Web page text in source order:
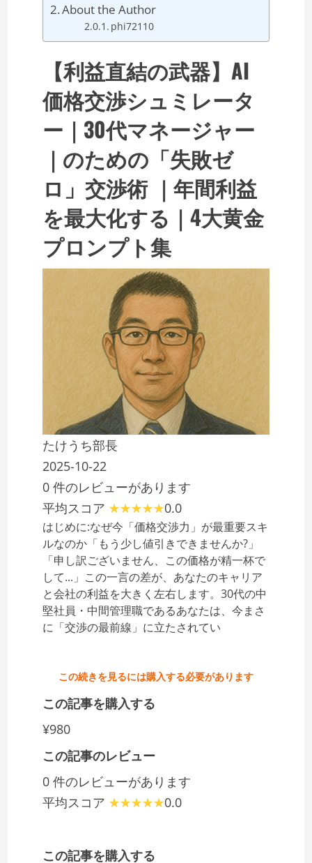
About the Author
phi72110
【利益直結の武器】AI
価格交渉シュミレータ
ー｜30代マネージャー
｜のための「失敗ゼ
ロ」交渉術 ｜年間利益
を最大化する｜4大黄金
プロンプト集
たけうち部長
2025-10-22
0 件のレビューがあります
平均スコア
0.0
はじめに:なぜ今「価格交渉力」が最重要スキ
ルなのか「もう少し値引きできませんか?」
「申し訳ございません、この価格が精一杯で
して...」この一言の差が、あなたのキャリア
と会社の利益を大きく左右します。30代の中
堅社員・中間管理職であるあなたは、今まさ
に「交渉の最前線」に立たされてい
この続きを見るには購入する必要があります
この記事を購入する
¥980
この記事のレビュー
0 件のレビューがあります
平均スコア
0.0
この記事を購入する